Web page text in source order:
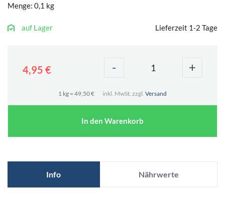
Menge: 0,1 kg
auf Lager Lieferzeit 1-2 Tage
4,95 € - +
1 kg = 49,50 € inkl. MwSt. zzgl. Versand
In den Warenkorb
Info Nährwerte